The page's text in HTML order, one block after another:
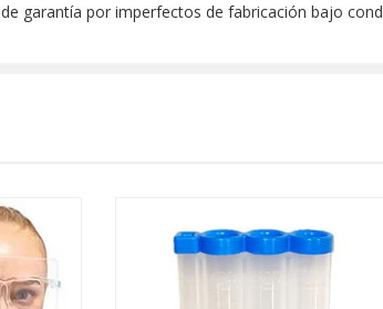
garantía por imperfectos de fabricación bajo